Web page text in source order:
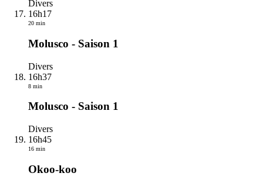
Divers
16h17
20 min
Molusco - Saison 1
Divers
16h37
8 min
Molusco - Saison 1
Divers
16h45
16 min
Okoo-koo